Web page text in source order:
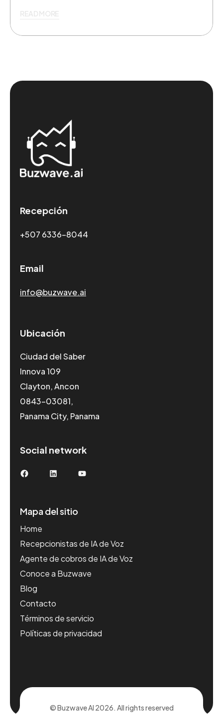
Recepción
+507 6336-8044
Email
info@buzwave.ai
Ubicación
Ciudad del Saber
Innova 109
Clayton, Ancon
0843-03081,
Panama City, Panama
Social network
FacebookLinkedInYouTube
Mapa del sitio
Home
Recepcionistas de IA de Voz
Agente de cobros de IA de Voz
Conoce a Buzwave
Blog
Contacto
Términos de servicio
Políticas de privacidad
© Buzwave AI 2026. All rights reserved​